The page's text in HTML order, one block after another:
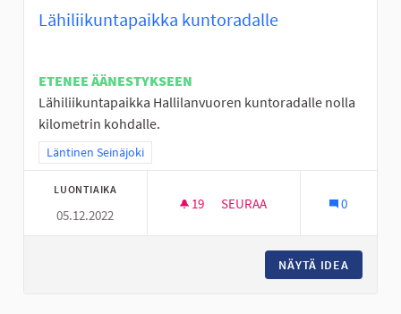
Lähiliikuntapaikka kuntoradalle
ETENEE ÄÄNESTYKSEEN
Lähiliikuntapaikka Hallilanvuoren kuntoradalle nolla
kilometrin kohdalle.
Rajaa tulokset teeman mukaan: Läntinen Seinäjoki
Läntinen Seinäjoki
LUONTIAIKA
05.12.2022
19 19 SEURAAJAA
SEURAA 0
NÄYTÄ IDEA